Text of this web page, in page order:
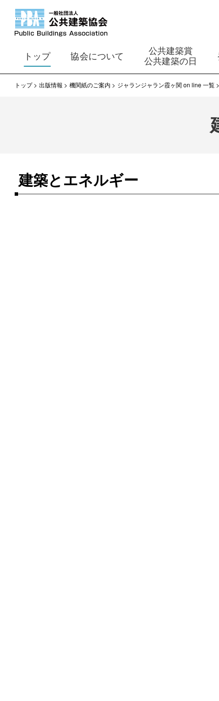
トップ 協会について
公共建築賞
公共建築の日
トップ 出版情報 機関紙のご案内 ジャランジャラン霞ヶ関 on line 一覧
建築とエネルギー